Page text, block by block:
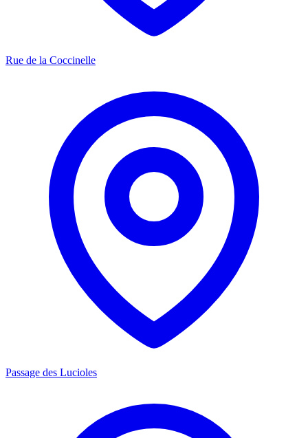
Rue de la Coccinelle
Passage des Lucioles